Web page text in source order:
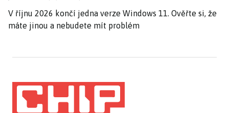
V říjnu 2026 končí jedna verze Windows 11. Ověřte si, že
máte jinou a nebudete mít problém